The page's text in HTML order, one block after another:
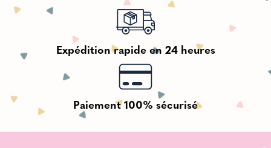
Expédition rapide en 24 heures
Paiement 100% sécurisé